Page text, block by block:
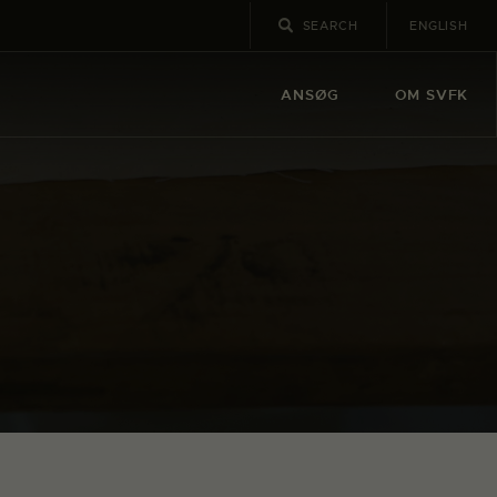
ENGLISH
ANSØG OM SVFK